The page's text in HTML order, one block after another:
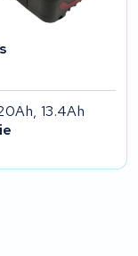
13.4Ah